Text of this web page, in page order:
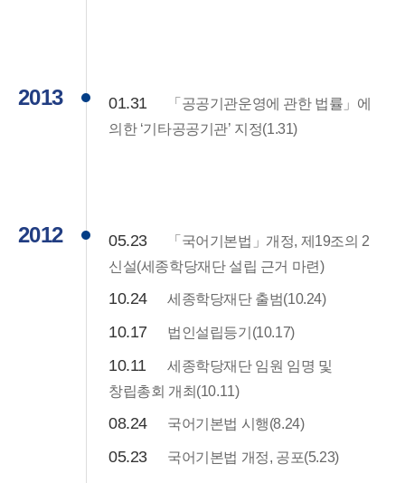
2013 01.31
「공공기관운영에 관한 법률」에
의한 ‘기타공공기관’ 지정(1.31)
2012 05.23
「국어기본법」개정, 제19조의 2
신설(세종학당재단 설립 근거 마련)
10.24 세종학당재단 출범(10.24)
10.17 법인설립등기(10.17)
10.11
세종학당재단 임원 임명 및
창립총회 개최(10.11)
08.24 국어기본법 시행(8.24)
05.23 국어기본법 개정, 공포(5.23)